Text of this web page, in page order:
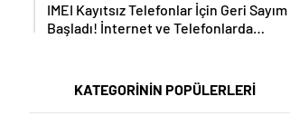
IMEI Kayıtsız Telefonlar İçin Geri Sayım
Başladı! İnternet ve Telefonlarda
KATEGORİNİN POPÜLERLERİ